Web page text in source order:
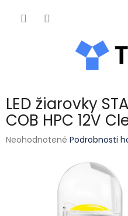
LED žiarovky
COB HPC 12V
Priemerné hodnotenie
Neohodnotené Podrobnosti